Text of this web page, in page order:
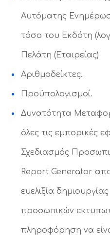
Αυτόματης
τόσο του Εκδότη
Πελάτη (Εταιρείας)
Αριθμοδείκτες.
Προϋπολογισμοί.
Δυνατότητα
όλες τις εμπορικές
Σχεδιασμός
Report Generator
ευελιξία
προσωπικών
πληροφόρηση να